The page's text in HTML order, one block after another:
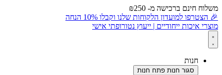
משלוח חינם ברכישה מ- ₪250
🎉 הצטרפו למועדון הלקוחות שלנו וקבלו 10% הנחה
מוצרי איכות ייחודיים | ייעוץ נטורופתי אישי
חנות
סגור חנות פתח חנות